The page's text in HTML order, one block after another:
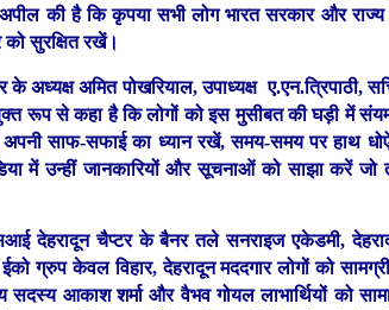
की है कि कृपया सभी लोग भारत सरकार और
सुरक्षित रखें।
अध्यक्ष अमित पोखरियाल, उपाध्यक्ष ए.एन.त्रिपाठी,
रूप से कहा है कि लोगों को इस मुसीबत की घड़ी में संयम
साफ-सफाई का ध्यान रखें, समय-समय पर हाथ
में उन्हीं जानकारियों और सूचनाओं को साझा करें जो
देहरादून चैप्टर के बैनर तले सनराइज एकेडमी,
ग्रुप केवल विहार, देहरादून मददगार लोगों को
आकाश शर्मा और वैभव गोयल लाभार्थियों को